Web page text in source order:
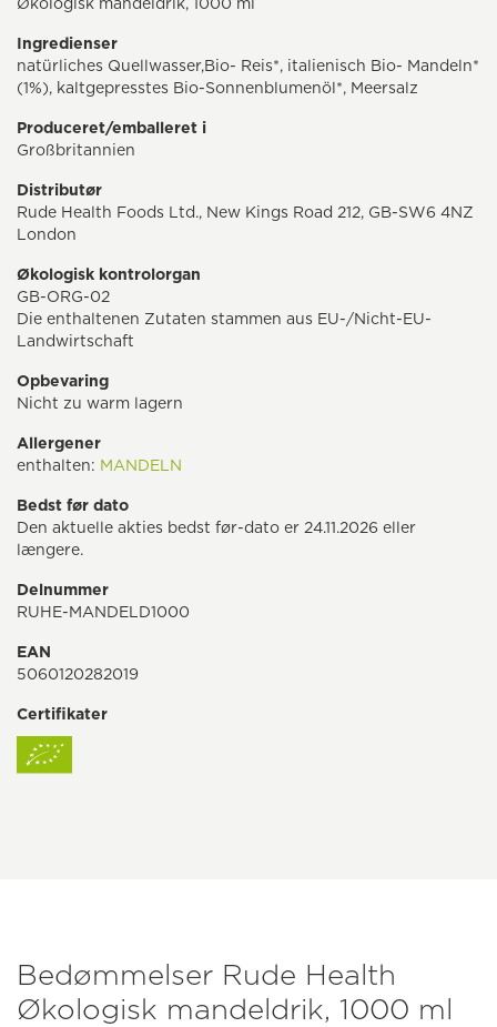
Økologisk mandeldrik, 1000 ml
Ingredienser
natürliches Quellwasser,Bio- Reis*, italienisch Bio- Mandeln*
(1%), kaltgepresstes Bio-Sonnenblumenöl*, Meersalz
Produceret/emballeret i
Großbritannien
Distributør
Rude Health Foods Ltd., New Kings Road 212, GB-SW6 4NZ
London
Økologisk kontrolorgan
GB-ORG-02
Die enthaltenen Zutaten stammen aus EU-/Nicht-EU-
Landwirtschaft
Opbevaring
Nicht zu warm lagern
Allergener
enthalten: MANDELN
Bedst før dato
Den aktuelle akties bedst før-dato er 24.11.2026 eller
længere.
Delnummer
RUHE-MANDELD1000
EAN
5060120282019
Certifikater
Bedømmelser Rude Health
Økologisk mandeldrik, 1000 ml